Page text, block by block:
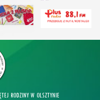
RODZINY W OLSZTYNIE